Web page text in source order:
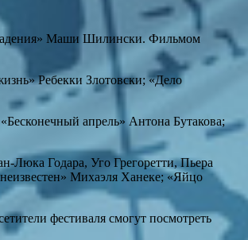
падения» Маши Шилински. Фильмом
Ребекки Злотовски; «Дело
апрель» Антона Бутакова;
Люка Годара, Уго Грегоретти, Пьера
Михаэля Ханеке; «Яйцо
фестиваля смогут посмотреть